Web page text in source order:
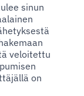
sinun
veloitettu
on